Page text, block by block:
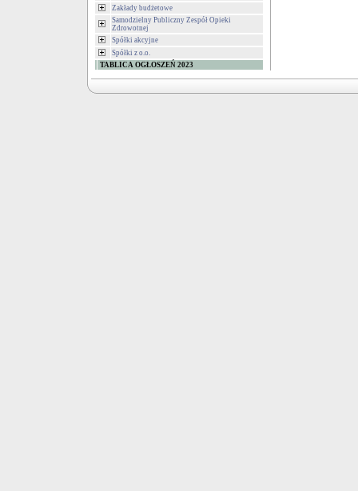
Zakłady budżetowe
Samodzielny Publiczny Zespół Opieki
Zdrowotnej
Spółki akcyjne
Spółki z o.o.
TABLICA OGŁOSZEŃ 2023